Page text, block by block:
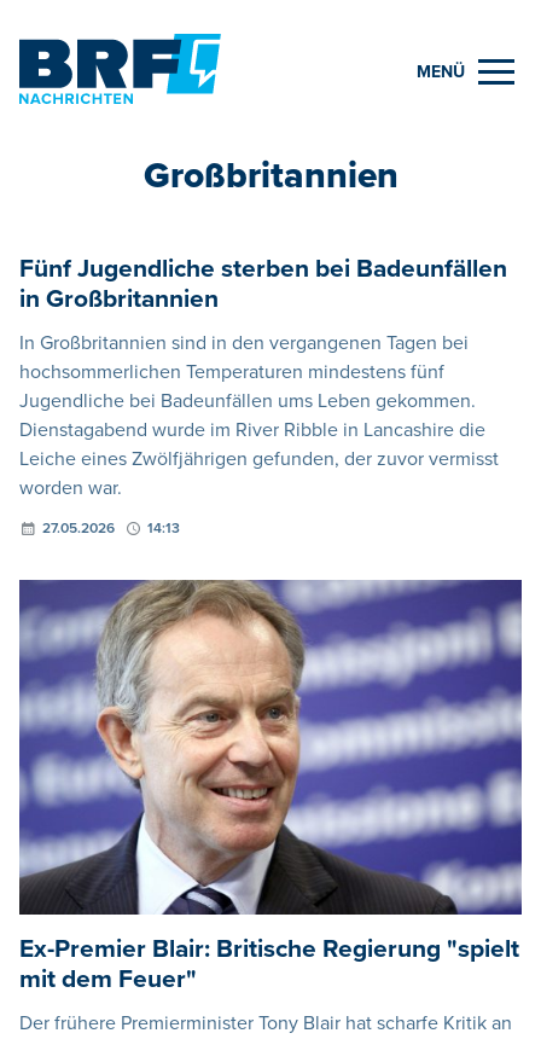
MENÜ
Großbritannien
Fünf Jugendliche sterben bei Badeunfällen
in Großbritannien
In Großbritannien sind in den vergangenen Tagen bei
hochsommerlichen Temperaturen mindestens fünf
Jugendliche bei Badeunfällen ums Leben gekommen.
Dienstagabend wurde im River Ribble in Lancashire die
Leiche eines Zwölfjährigen gefunden, der zuvor vermisst
worden war.
27.05.2026 14:13
Ex-Premier Blair: Britische Regierung "spielt
mit dem Feuer"
Der frühere Premierminister Tony Blair hat scharfe Kritik an